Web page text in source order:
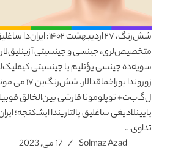
شش‌رنگ، ۲۷ اردیبهشت
متخصیص‌لری، جینسی و جینسیتی
سویه‌ده جینسی یؤنلیم یا جینسیتی
زوروندا
ل‌گ‌ب‌ت+ توپلومونا قارشی بین‌الخالق
یایینلادیغی ساغلیق پالتاریندا ایشکنجه؛
تداوی…
Solmaz Azad
17 می, 2023